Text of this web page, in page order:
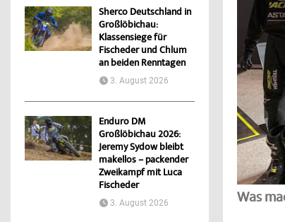
Was
Sherco Deutschland in
Großlöbichau:
Klassensiege für
Fischeder und Chlum
an beiden Renntagen
3. August 2026
Enduro DM
Großlöbichau 2026:
Jeremy Sydow bleibt
makellos – packender
Zweikampf mit Luca
Fischeder
3. August 2026